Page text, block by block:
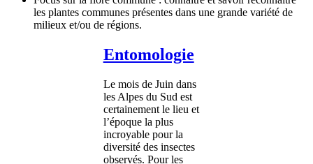
les plantes communes présentes dans une grande variété de
milieux et/ou de régions.
Entomologie
Le mois de Juin dans
les Alpes du Sud est
certainement le lieu et
l’époque la plus
incroyable pour la
diversité des insectes
observés. Pour les